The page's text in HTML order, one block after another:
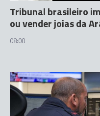
Tribunal brasileiro
ou vender joias da
08:00